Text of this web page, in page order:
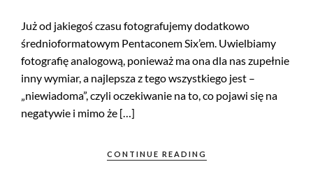
Już od jakiegoś czasu fotografujemy dodatkowo
średnioformatowym Pentaconem Six’em. Uwielbiamy
fotografię analogową, ponieważ ma ona dla nas zupełnie
inny wymiar, a najlepsza z tego wszystkiego jest –
„niewiadoma”, czyli oczekiwanie na to, co pojawi się na
negatywie i mimo że […]
CONTINUE READING